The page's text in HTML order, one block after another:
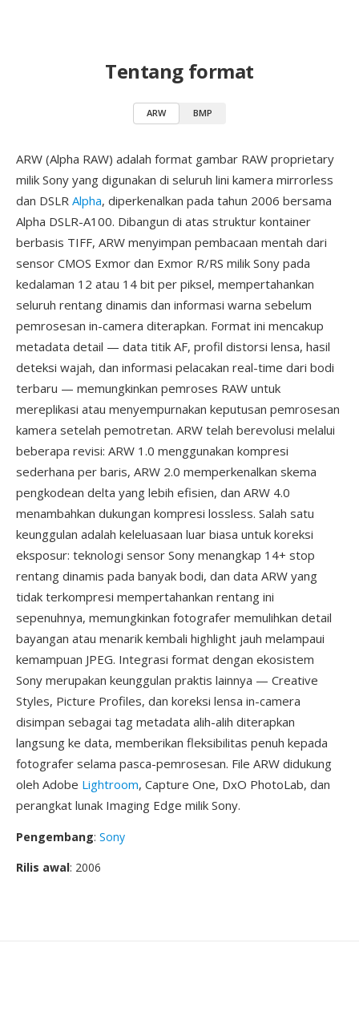
Tentang format
ARW BMP
ARW (Alpha RAW) adalah format gambar RAW proprietary
milik Sony yang digunakan di seluruh lini kamera mirrorless
dan DSLR Alpha, diperkenalkan pada tahun 2006 bersama
Alpha DSLR-A100. Dibangun di atas struktur kontainer
berbasis TIFF, ARW menyimpan pembacaan mentah dari
sensor CMOS Exmor dan Exmor R/RS milik Sony pada
kedalaman 12 atau 14 bit per piksel, mempertahankan
seluruh rentang dinamis dan informasi warna sebelum
pemrosesan in-camera diterapkan. Format ini mencakup
metadata detail — data titik AF, profil distorsi lensa, hasil
deteksi wajah, dan informasi pelacakan real-time dari bodi
terbaru — memungkinkan pemroses RAW untuk
mereplikasi atau menyempurnakan keputusan pemrosesan
kamera setelah pemotretan. ARW telah berevolusi melalui
beberapa revisi: ARW 1.0 menggunakan kompresi
sederhana per baris, ARW 2.0 memperkenalkan skema
pengkodean delta yang lebih efisien, dan ARW 4.0
menambahkan dukungan kompresi lossless. Salah satu
keunggulan adalah keleluasaan luar biasa untuk koreksi
eksposur: teknologi sensor Sony menangkap 14+ stop
rentang dinamis pada banyak bodi, dan data ARW yang
tidak terkompresi mempertahankan rentang ini
sepenuhnya, memungkinkan fotografer memulihkan detail
bayangan atau menarik kembali highlight jauh melampaui
kemampuan JPEG. Integrasi format dengan ekosistem
Sony merupakan keunggulan praktis lainnya — Creative
Styles, Picture Profiles, dan koreksi lensa in-camera
disimpan sebagai tag metadata alih-alih diterapkan
langsung ke data, memberikan fleksibilitas penuh kepada
fotografer selama pasca-pemrosesan. File ARW didukung
oleh Adobe Lightroom, Capture One, DxO PhotoLab, dan
perangkat lunak Imaging Edge milik Sony.
Pengembang: Sony
Rilis awal: 2006